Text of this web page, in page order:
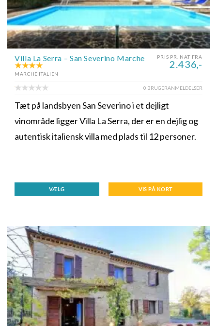
PRIS PR. NAT FRA
2.436,-
Villa La Serra – San Severino Marche
MARCHE ITALIEN
0 BRUGERANMELDELSER
Tæt på landsbyen San Severino i et dejligt
vinområde ligger Villa La Serra, der er en dejlig og
autentisk italiensk villa med plads til 12 personer.
VÆLG VIS PÅ KORT